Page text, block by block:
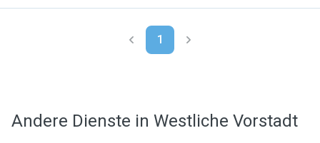
1
Andere Dienste in Westliche Vorstadt